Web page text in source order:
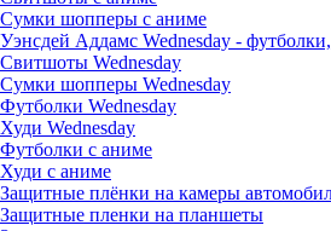
Сумки шопперы с аниме
Уэнсдей Аддамс Wednesday -
Свитшоты Wednesday
Сумки шопперы Wednesday
Футболки Wednesday
Худи Wednesday
Футболки с аниме
Худи с аниме
Защитные плёнки на камеры
Защитные пленки на планшеты